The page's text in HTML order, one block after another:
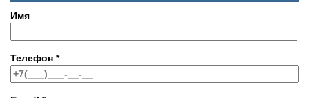
Имя
Телефон *